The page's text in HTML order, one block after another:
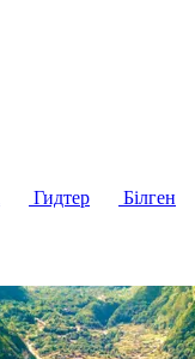
Гидтер
Білген